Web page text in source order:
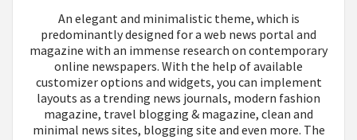
An elegant and minimalistic theme, which is
predominantly designed for a web news portal and
magazine with an immense research on contemporary
online newspapers. With the help of available
customizer options and widgets, you can implement
layouts as a trending news journals, modern fashion
magazine, travel blogging & magazine, clean and
minimal news sites, blogging site and even more. The